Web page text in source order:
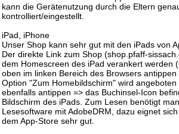
kann die Gerätenutzung durch die Eltern
kontrolliert/eingestellt.
iPad, iPhone
Unser Shop kann sehr gut mit den iPads von
Der direkte Link zum Shop (shop.pfaff-
dem Homescreen des iPad verankert werden
oben im linken Bereich des Browsers
Option "Zum Homebildschirm" wird
ebenfalls antippen => das Buchinsel-Icon
Bildschirm des iPads. Zum Lesen benötigt
Lesesoftware mit AdobeDRM, dazu eignet
dem App-Store sehr gut.